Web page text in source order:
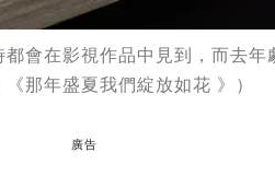
會在影視作品中見到，而去年
那年盛夏我們綻放如花 》）
廣告